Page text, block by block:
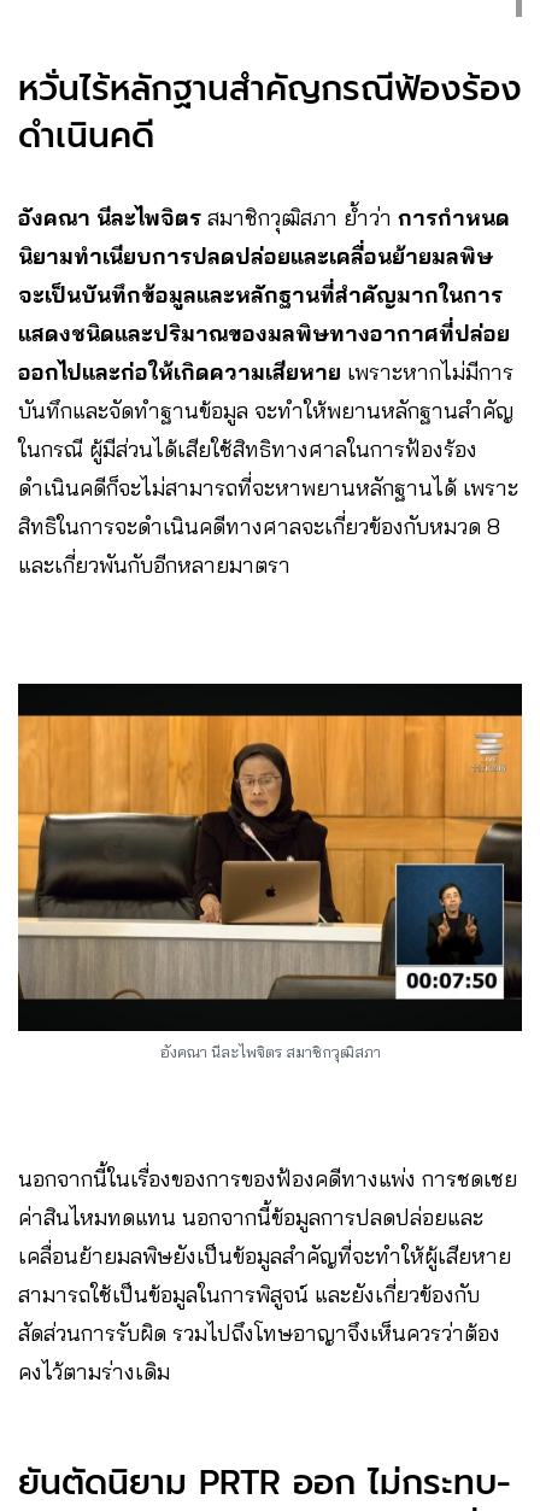
หวั่นไร้หลักฐานสำคัญกรณีฟ้องร้อง
ดำเนินคดี
อังคณา นีละไพจิตร สมาชิกวุฒิสภา ย้ำว่า การกำหนด
นิยามทำเนียบการปลดปล่อยและเคลื่อนย้ายมลพิษ
จะเป็นบันทึกข้อมูลและหลักฐานที่สำคัญมากในการ
แสดงชนิดและปริมาณของมลพิษทางอากาศที่ปล่อย
ออกไปและก่อให้เกิดความเสียหาย เพราะหากไม่มีการ
บันทึกและจัดทำฐานข้อมูล จะทำให้พยานหลักฐานสำคัญ
ในกรณี ผู้มีส่วนได้เสียใช้สิทธิทางศาลในการฟ้องร้อง
ดำเนินคดีก็จะไม่สามารถที่จะหาพยานหลักฐานได้ เพราะ
สิทธิในการจะดำเนินคดีทางศาลจะเกี่ยวข้องกับหมวด 8
และเกี่ยวพันกับอีกหลายมาตรา
อังคณา นีละไพจิตร สมาชิกวุฒิสภา
นอกจากนี้ในเรื่องของการของฟ้องคดีทางแพ่ง การชดเชย
ค่าสินไหมทดแทน นอกจากนี้ข้อมูลการปลดปล่อยและ
เคลื่อนย้ายมลพิษยังเป็นข้อมูลสำคัญที่จะทำให้ผู้เสียหาย
สามารถใช้เป็นข้อมูลในการพิสูจน์ และยังเกี่ยวข้องกับ
สัดส่วนการรับผิด รวมไปถึงโทษอาญาจึงเห็นควรว่าต้อง
คงไว้ตามร่างเดิม
ยันตัดนิยาม PRTR ออก ไม่กระทบ-